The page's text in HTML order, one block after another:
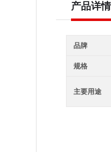
产品详情
品牌
规格
主要用途